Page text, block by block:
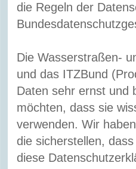
die Regeln der
Die Wasserstraßen-
und das ITZBund
Daten sehr ernst und
möchten, dass sie
verwenden. Wir
die sicherstellen,
diese